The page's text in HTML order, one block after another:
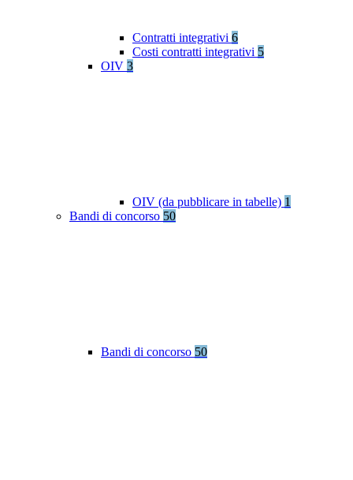
Contratti integrativi 6
Costi contratti integrativi 5
OIV 3
OIV (da pubblicare in tabelle) 1
Bandi di concorso 50
Bandi di concorso 50